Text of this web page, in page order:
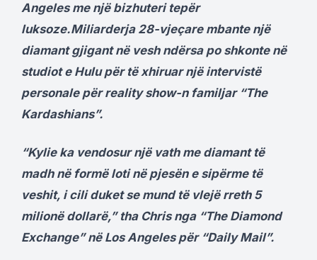
Angeles me një bizhuteri tepër
luksoze.Miliarderja 28-vjeçare mbante një
diamant gjigant në vesh ndërsa po shkonte në
studiot e Hulu për të xhiruar një intervistë
personale për reality show-n familjar “The
Kardashians”.
“Kylie ka vendosur një vath me diamant të
madh në formë loti në pjesën e sipërme të
veshit, i cili duket se mund të vlejë rreth 5
milionë dollarë,” tha Chris nga “The Diamond
Exchange” në Los Angeles për “Daily Mail”.